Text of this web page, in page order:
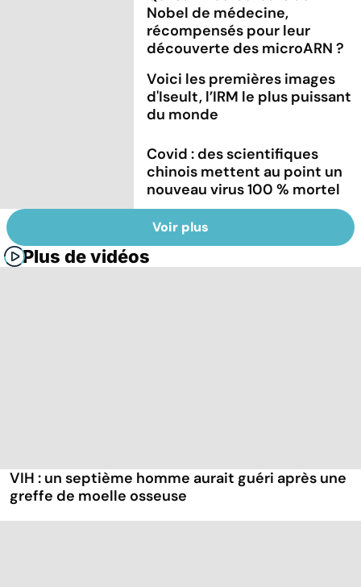
Nobel de médecine,
récompensés pour leur
découverte des microARN ?
Voici les premières images
d'Iseult, l’IRM le plus puissant
du monde
Covid : des scientifiques
chinois mettent au point un
nouveau virus 100 % mortel
Voir plus
Plus de vidéos
VIH : un septième homme aurait guéri après une
greffe de moelle osseuse